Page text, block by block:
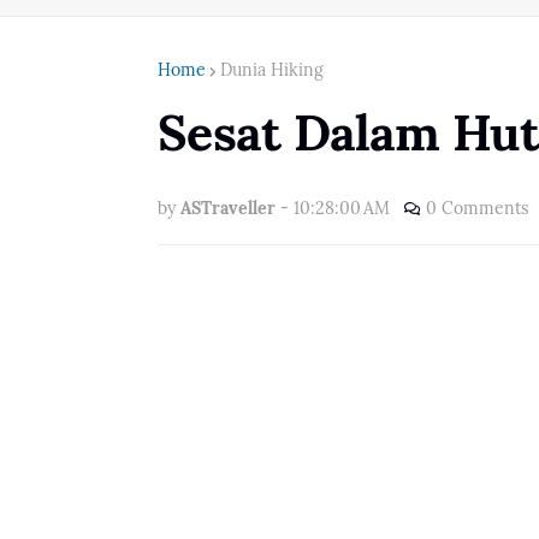
Home Dunia Hiking
Sesat Dalam
by ASTraveller - 10:28:00 AM 0 Comments